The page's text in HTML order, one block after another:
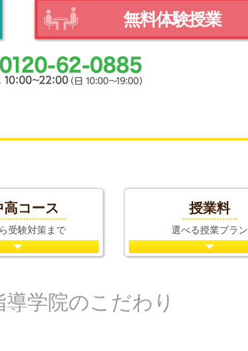
無料体験授業
高コース
受験対策まで
授業料
選べる授業プラン
導学院のこだわり